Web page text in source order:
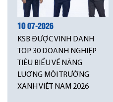
1007-2026
KSB ĐƯỢC VINH DANH
TOP 30 DOANH NGHIỆP
TIÊU BIỂU VỀ NĂNG
LƯỢNG MÔI TRƯỜNG
XANH VIỆT NAM 2026